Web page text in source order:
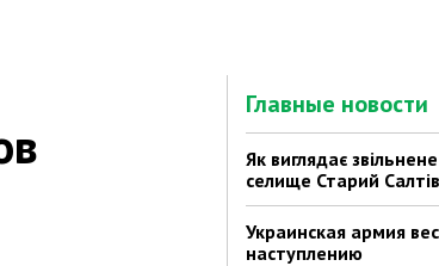
Главные новости
Як виглядає
селище Старий Салтів
Украинская армия
наступлению